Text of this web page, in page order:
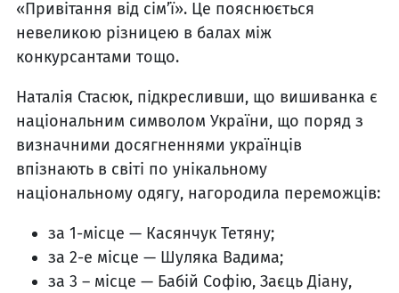
«Привітання від сім’ї». Це пояснюється
невеликою різницею в балах між
конкурсантами тощо.
Наталія Стасюк, підкресливши, що вишиванка є
національним символом України, що поряд з
визначними досягненнями українців
впізнають в світі по унікальному
національному одягу, нагородила переможців:
за 1-місце — Касянчук Тетяну;
за 2-е місце — Шуляка Вадима;
за 3 – місце — Бабій Софію, Заєць Діану,